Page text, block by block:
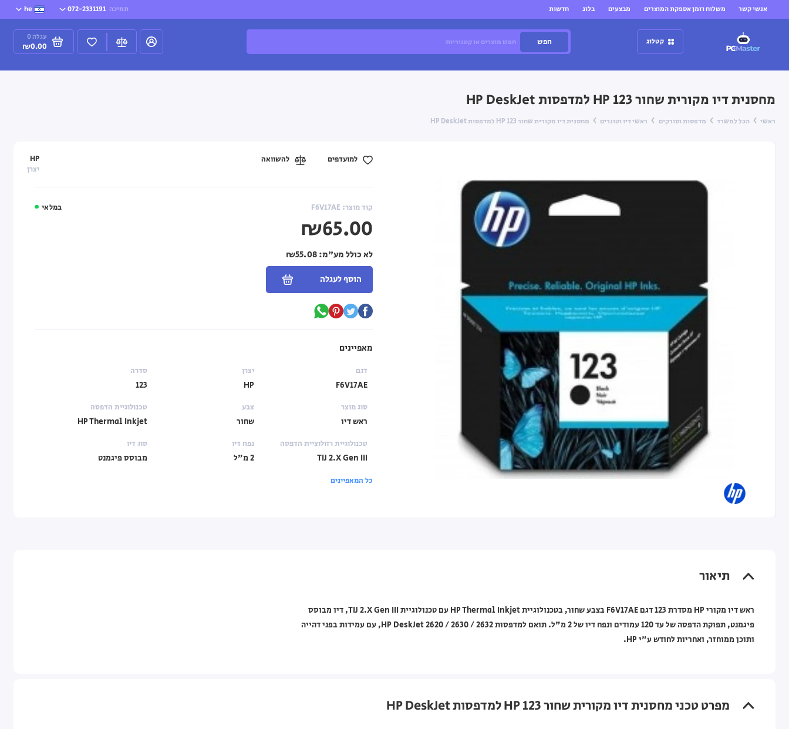
אנשי קשר משלוח וזמן אספקת המוצרים מבצעים בלוג חדשות תמיכה 072-2331191
he
קטלוג חפש עגלה 0
₪0.00
מחסנית דיו מקורית שחור HP 123 למדפסות HP DeskJet
ראשי הכל למשרד מדפסות וסורקים ראשי דיו וטונרים מחסנית דיו מקורית שחור HP 123 למדפסות HP DeskJet
במלאי קוד מוצר: F6V17AE
HP
יצרן
₪65.00
לא כולל מע"מ:
הוסף לעגלה
למועדפים להשוואה
מאפיינים
דגם
F6V17AE
יצרן
HP
סדרה
123
סוג מוצר
ראש דיו
צבע
שחור
טכנולוגיית הדפסה
HP Thermal Inkjet
טכנולוגיית רזולוציית הדפסה
TIJ 2.X Gen III
נפח דיו
2 מ"ל
סוג דיו
מבוסס פיגמנט
כל המאפיינים
תיאור
ראש דיו מקורי HP מסדרת 123 דגם F6V17AE בצבע שחור, בטכנולוגיית HP Thermal Inkjet עם טכנולוגיית TIJ 2.X Gen III, דיו מבוסס
פיגמנט, תפוקת הדפסה של עד 120 עמודים ונפח דיו של 2 מ"ל. תואם למדפסות HP DeskJet 2620 / 2630 / 2632, עם עמידות בפני דהייה
ותוכן ממוחזר, ואחריות לחודש ע"י HP.
מפרט טכני מחסנית דיו מקורית שחור HP 123 למדפסות HP DeskJet